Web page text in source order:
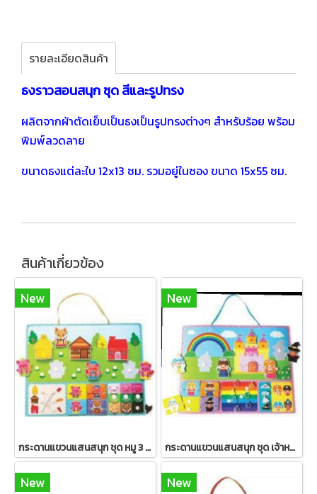
รายละเอียดสินค้า
ธงราวสอนสนุก ชุด สีและรูปทรง
ผลิตจากผ้าตัดเย็บเป็นธงเป็นรูปทรงต่างๆ สำหรับร้อย พร้อม
พิมพ์ลวดลาย
ขนาดธงแต่ละใบ 12x13 ซม. รวมอยู่ในซอง ขนาด 15x55 ซม.
สินค้าเกี่ยวข้อง
New
กระดานแขวนแสนสนุก ชุด หมู 3 ตัว
New
กระดานแขวนแสนสนุก ชุด เจ้าหญิงนิทรา
New New